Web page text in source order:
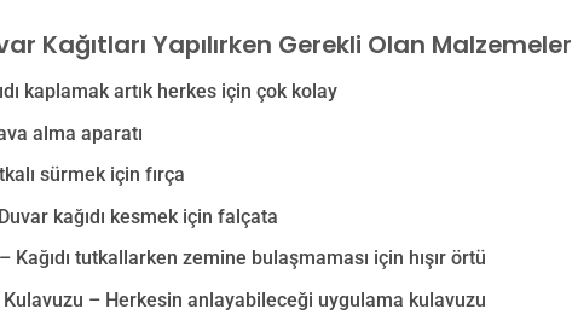
Kağıtları Yapılırken Gerekli Olan Malzemeler
kaplamak artık herkes için çok kolay
alma aparatı
sürmek için fırça
kağıdı kesmek için falçata
– Kağıdı tutkallarken zemine bulaşmaması için hışır örtü
Kulavuzu – Herkesin anlayabileceği uygulama kulavuzu